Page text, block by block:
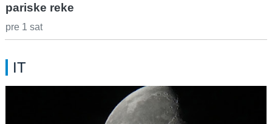
pariske reke
pre 1 sat
IT